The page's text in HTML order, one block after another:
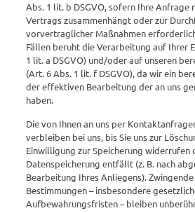
Abs. 1 lit. b DSGVO, sofern Ihre Anfrage
Vertrags zusammenhängt oder zur
vorvertraglicher Maßnahmen
Fällen beruht die Verarbeitung auf Ihrer
1 lit. a DSGVO) und/oder auf unseren
(Art. 6 Abs. 1 lit. f DSGVO), da wir ein
der effektiven Bearbeitung der an uns
haben.
Die von Ihnen an uns per
verbleiben bei uns, bis Sie uns zur
Einwilligung zur Speicherung widerrufen
Datenspeicherung entfällt (z. B. nach
Bearbeitung Ihres Anliegens).
Bestimmungen – insbesondere
Aufbewahrungsfristen – bleiben